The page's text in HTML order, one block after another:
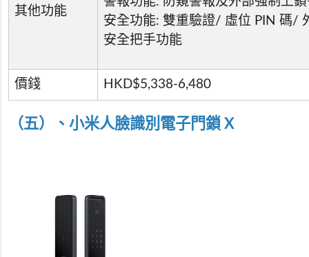
其他功能
安全功能: 雙重驗證/ 虛位 PIN 碼/
安全把手功能
價錢 HKD$5,338-6,480
（五）、小米人臉識別電子門鎖 X